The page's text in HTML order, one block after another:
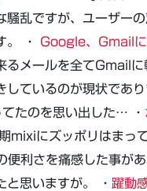
騒乱ですが、ユーザー
。 ・
Google、Gmailに
るメールを全てGmail
しているのが現状であ
たのを思い出した… ・
mixiにズッポリはまっ
便利さを痛感した事が
と思いますが。 ・ 躍動